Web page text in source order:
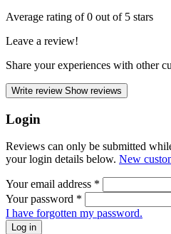
Average rating of 0 out of 5 stars
Leave a review!
Share your experiences with other
Write review Show reviews
Login
Reviews can only be submitted
your login details below. New
Your email address *
Your password *
I have forgotten my password.
Log in